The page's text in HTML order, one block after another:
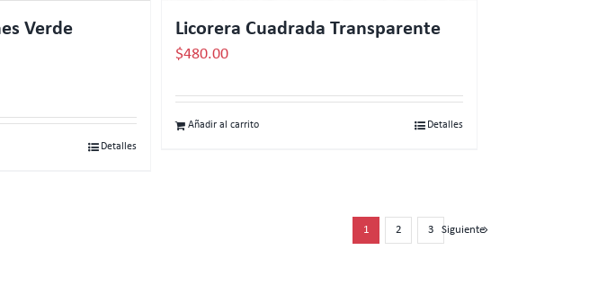
Verde
Detalles
Licorera Cuadrada Transparente
$480.00
Añadir al carrito Detalles
1 2 3 Siguiente